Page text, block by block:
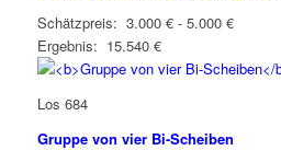
Schätzpreis: 3.000 € - 5.000 €
Ergebnis: 15.540 €
Los 684
Gruppe von vier Bi-Scheiben